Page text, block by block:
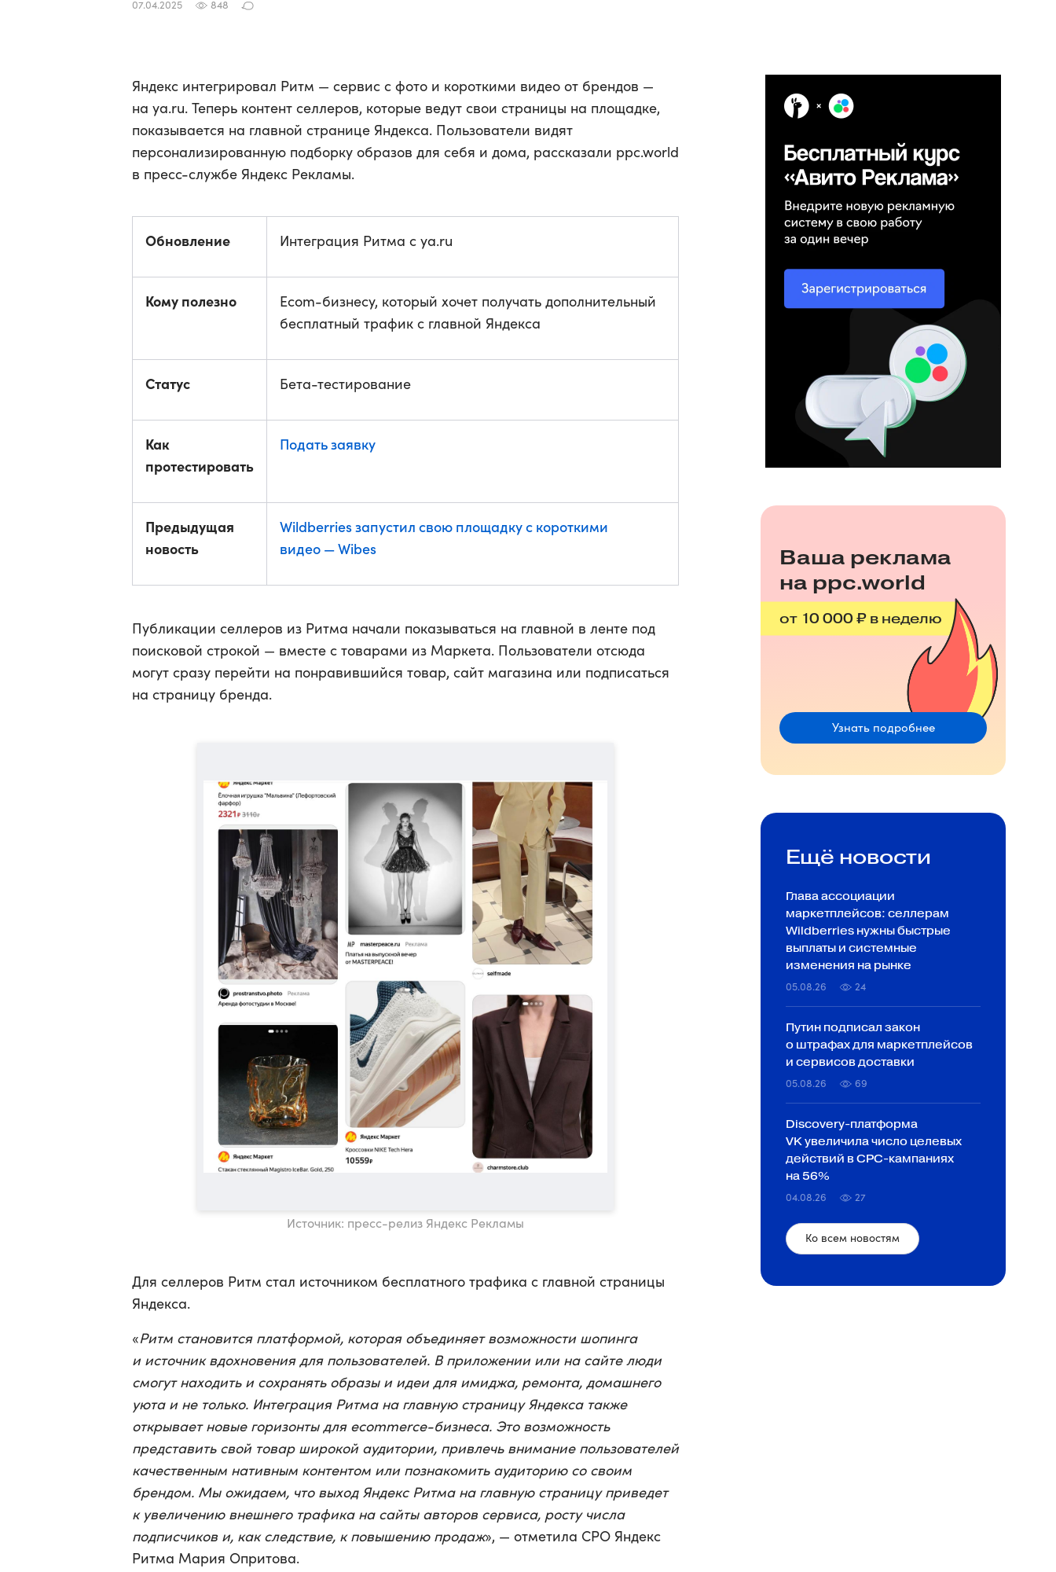
07.04.2025 848
Яндекс интегрировал Ритм — сервис с фото и короткими видео от брендов —
на ya.ru. Теперь контент селлеров, которые ведут свои страницы на площадке,
показывается на главной странице Яндекса. Пользователи видят
персонализированную подборку образов для себя и дома, рассказали ppc.world
в пресс-службе Яндекс Рекламы.
Обновление Интеграция Ритма с ya.ru
Кому полезно
Ecom-бизнесу, который хочет получать дополнительный
бесплатный трафик с главной Яндекса
Статус Бета-тестирование
Как
протестировать
Подать заявку
Предыдущая
новость
Wildberries запустил свою площадку с короткими
видео — Wibes
Публикации селлеров из Ритма начали показываться на главной в ленте под
поисковой строкой — вместе с товарами из Маркета. Пользователи отсюда
могут сразу перейти на понравившийся товар, сайт магазина или подписаться
на страницу бренда.
Источник: пресс-релиз Яндекс Рекламы
Для селлеров Ритм стал источником бесплатного трафика с главной страницы
Яндекса.
«Ритм становится платформой, которая объединяет возможности шопинга
и источник вдохновения для пользователей. В приложении или на сайте люди
смогут находить и сохранять образы и идеи для имиджа, ремонта, домашнего
уюта и не только. Интеграция Ритма на главную страницу Яндекса также
открывает новые горизонты для ecommerce-бизнеса. Это возможность
представить свой товар широкой аудитории, привлечь внимание пользователей
качественным нативным контентом или познакомить аудиторию со своим
брендом. Мы ожидаем, что выход Яндекс Ритма на главную страницу приведет
к увеличению внешнего трафика на сайты авторов сервиса, росту числа
подписчиков и, как следствие, к повышению продаж», — отметила CPO Яндекс
Ритма Мария Опритова.
Ваша реклама
на ppc.world
от 10 000 ₽ в неделю
Узнать подробнее
Ещё новости
Глава ассоциации
маркетплейсов: селлерам
Wildberries нужны быстрые
выплаты и системные
изменения на рынке
05.08.26 24
Путин подписал закон
о штрафах для маркетплейсов
и сервисов доставки
05.08.26 69
Discovery-платформа
VK увеличила число целевых
действий в CPC-кампаниях
на 56%
04.08.26 27
Ко всем новостям